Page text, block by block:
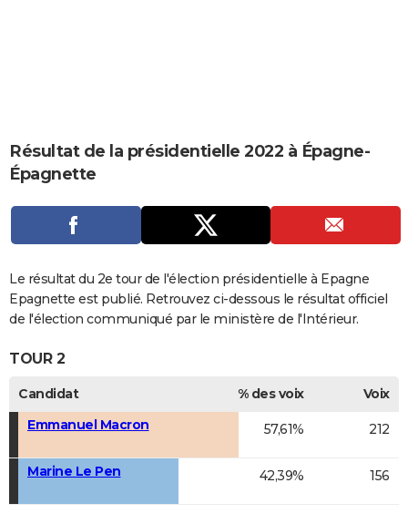
Carte de Noël
Carte Bonne année
Carte Saint-Valentin
Carte Pâques
Carte d'anniversaire
DICTIONNAIRE
PROGRAMME TV
COPAINS D'AVANT
S'inscrire
Se connecter
Lycées
Collèges
Primaires
Universités
Entreprises
Service militaire
Avis de recherche
AVIS DE DÉCÈS
FORUM
Bricolage
Lifestyle
Culture
Sport
Auto
Television
Voyage
Cinema
Résultat de la présidentielle 2022 à Épagne-
Épagnette
Le résultat du 2e tour de l'élection présidentielle à Epagne
Epagnette est publié. Retrouvez ci-dessous le résultat officiel
de l'élection communiqué par le ministère de l'Intérieur.
TOUR 2
Candidat % des voix
Voix
Emmanuel Macron
57,61% 212
Marine Le Pen 42,39% 156